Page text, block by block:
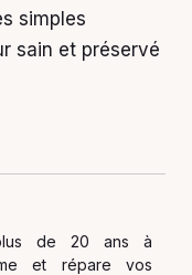
simples
sain et préservé
de 20 ans à
et répare vos